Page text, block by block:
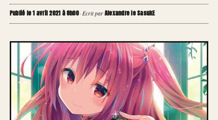
Publié le 1 avril 2021 à 8h00·Écrit parAlexandre le SasukE